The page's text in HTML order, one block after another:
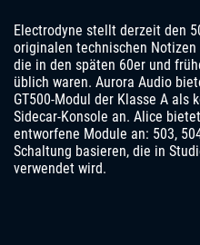
Electrodyne stellt derzeit den
originalen technischen
die in den späten 60er und
üblich waren. Aurora Audio
GT500-Modul der Klasse A als
Sidecar-Konsole an. Alice
entworfene Module an: 503,
Schaltung basieren, die in
verwendet wird.